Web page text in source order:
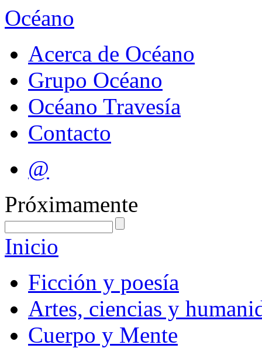
Océano
Acerca de Océano
Grupo Océano
Océano Travesía
Contacto
@
Próximamente
Inicio
Ficción y poesía
Artes, ciencias y
Cuerpo y Mente